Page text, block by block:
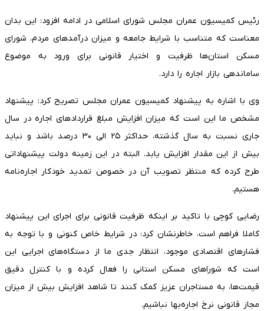
رئیس کمیسیون عمران مجلس شورای اسلامی در ادامه افزود: این بدان
معناست که متناسب با شرایط جامعه و میزان درآمدهای مردم، شورای
مسکن استان‌ها ظرفیت و اختیار قانونی برای ورود به موضوع
ساماندهی بازار اجاره را دارد.
وی با اشاره به پیشنهاد کمیسیون عمران مجلس تصریح کرد: پیشنهاد
مشخص ما این است که میزان افزایش مبلغ قراردادهای اجاره در سال
جاری نسبت به سال گذشته، حداکثر ۲۵ الی ۳۰ درصد باشد و نباید
بیش از این مقدار افزایش یابد. البته در این زمینه دولت پیشنهاداتی
طرح کرده که منتظر تصویب آن در خصوص تمدید خودکار اجاره‌نامه
هستیم.
رضایی کوچی با تاکید بر اینکه ظرفیت قانونی برای اجرای این پیشنهاد
کاملا فراهم است، خاطرنشان کرد: در شرایط خاص کنونی و با توجه به
فشارهای اقتصادی موجود، انتظار جدی ما از دستگاه‌های اجرایی این
است که شوراهای مسکن استانی را فعال کرده و با کنترل دقیق
قیمت‌ها، به مستاجران عزیز کمک کنند تا شاهد افزایش بیش از میزان
مجاز قانونی نرخ اجاره‌بها نباشیم.